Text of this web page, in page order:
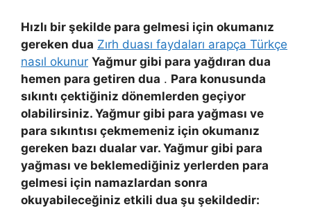
Hızlı bir şekilde para gelmesi için okumanız
gereken dua Zırh duası faydaları arapça Türkçe
nasıl okunur Yağmur gibi para yağdıran dua
hemen para getiren dua . Para konusunda
sıkıntı çektiğiniz dönemlerden geçiyor
olabilirsiniz. Yağmur gibi para yağması ve
para sıkıntısı çekmemeniz için okumanız
gereken bazı dualar var. Yağmur gibi para
yağması ve beklemediğiniz yerlerden para
gelmesi için namazlardan sonra
okuyabileceğiniz etkili dua şu şekildedir: